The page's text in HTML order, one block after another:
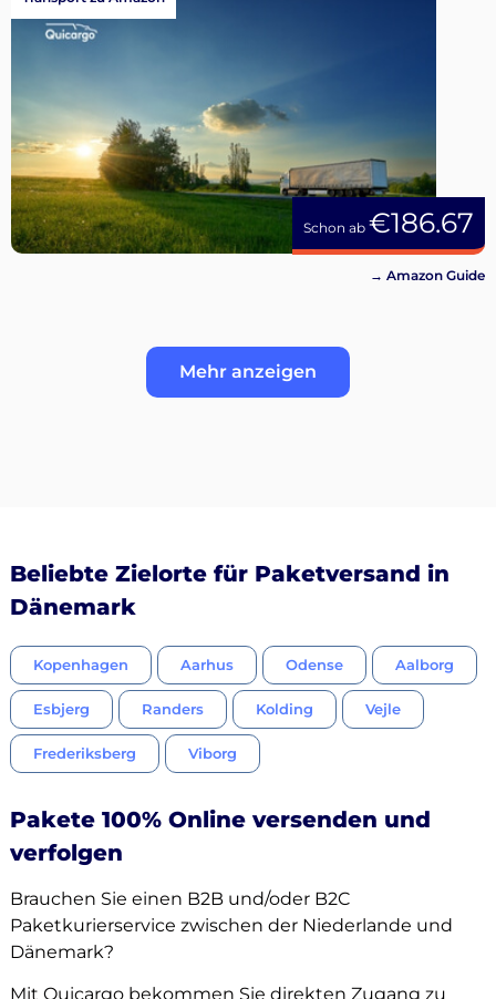
Schon ab €186.67
→ Amazon Guide
Mehr anzeigen
Beliebte Zielorte für Paketversand in
Dänemark
Kopenhagen Aarhus Odense Aalborg
Esbjerg Randers Kolding Vejle
Frederiksberg Viborg
Pakete 100% Online versenden und
verfolgen
Brauchen Sie einen B2B und/oder B2C
Paketkurierservice zwischen der Niederlande und
Dänemark?
Mit Quicargo bekommen Sie direkten Zugang zu